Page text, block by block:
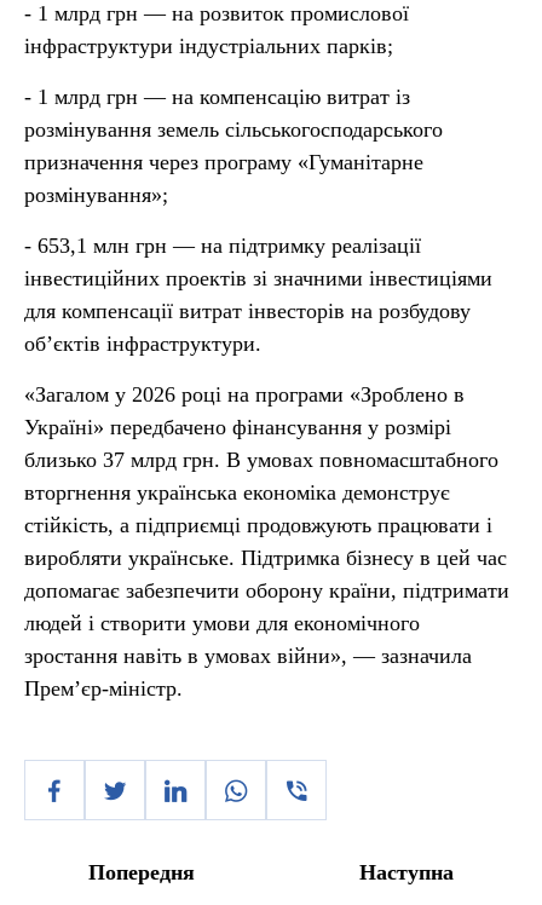
- 1 млрд грн — на розвиток промислової
інфраструктури індустріальних парків;
- 1 млрд грн — на компенсацію витрат із
розмінування земель сільськогосподарського
призначення через програму «Гуманітарне
розмінування»;
- 653,1 млн грн — на підтримку реалізації
інвестиційних проектів зі значними інвестиціями
для компенсації витрат інвесторів на розбудову
об’єктів інфраструктури.
«Загалом у 2026 році на програми «Зроблено в
Україні» передбачено фінансування у розмірі
близько 37 млрд грн. В умовах повномасштабного
вторгнення українська економіка демонструє
стійкість, а підприємці продовжують працювати і
виробляти українське. Підтримка бізнесу в цей час
допомагає забезпечити оборону країни, підтримати
людей і створити умови для економічного
зростання навіть в умовах війни», — зазначила
Прем’єр-міністр.
Попередня Наступна